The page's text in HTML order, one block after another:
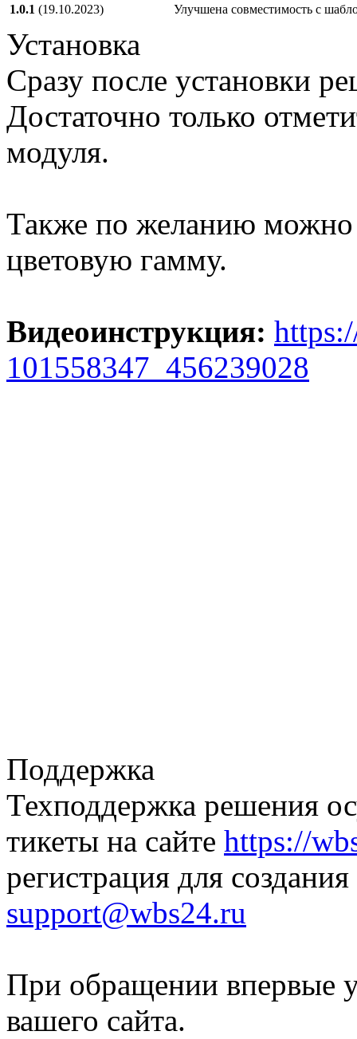
1.0.1 (19.10.2023) Улучшена совместимость с
Установка
Сразу после установки
Достаточно только
модуля.
Также по желанию можно
цветовую гамму.
Видеоинструкция:
101558347_456239028
Поддержка
Техподдержка решения
тикеты на сайте https://
регистрация для
support@wbs24.ru
При обращении впервые
вашего сайта.